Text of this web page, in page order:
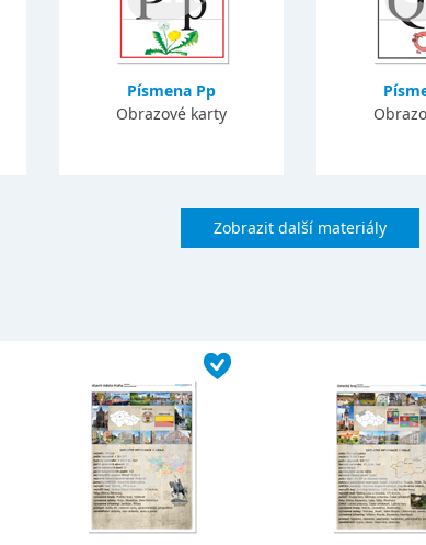
Písmena Pp
Obrazové karty
Zobrazit další materiály